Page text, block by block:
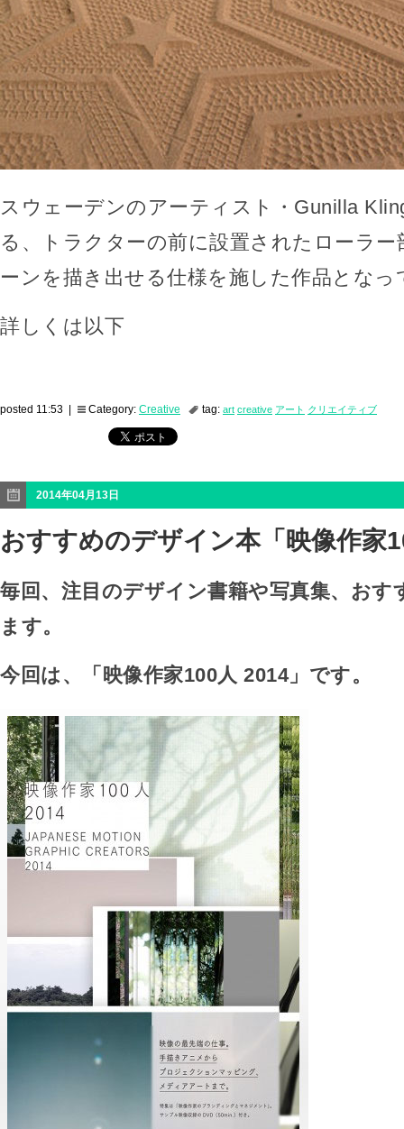
スウェーデンのアーティスト・Gunilla
る、トラクターの前に設置されたローラー
ーンを描き出せる仕様を施した作品となっ
詳しくは以下
posted 11:53 | Category: Creative tag: art creative アート クリエイティブ
2014年04月13日
おすすめのデザイン本「映像作家
毎回、注目のデザイン書籍や写真集、おす
ます。
今回は、「映像作家100人 2014」です。